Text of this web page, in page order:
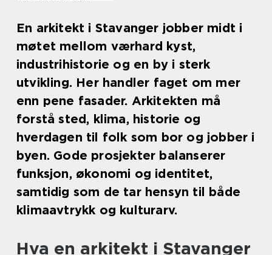
En arkitekt i Stavanger jobber midt i
møtet mellom værhard kyst,
industrihistorie og en by i sterk
utvikling. Her handler faget om mer
enn pene fasader. Arkitekten må
forstå sted, klima, historie og
hverdagen til folk som bor og jobber i
byen. Gode prosjekter balanserer
funksjon, økonomi og identitet,
samtidig som de tar hensyn til både
klimaavtrykk og kulturarv.
Hva en arkitekt i Stavanger